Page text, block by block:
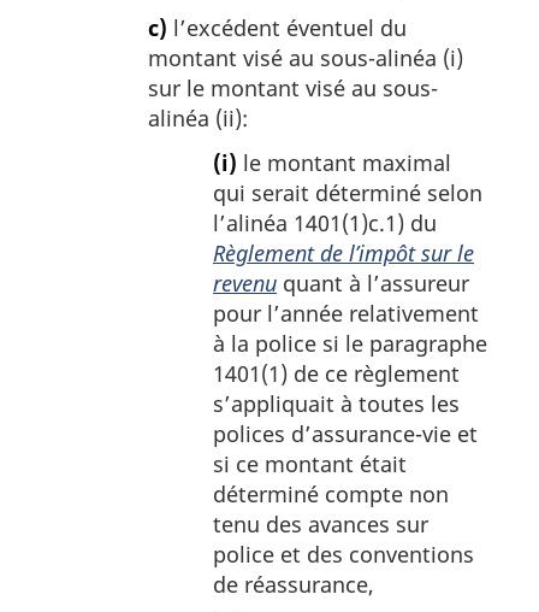
c) l’excédent éventuel du
montant visé au sous-alinéa (i)
sur le montant visé au sous-
alinéa (ii):
(i) le montant maximal
qui serait déterminé selon
l’alinéa 1401(1)c.1) du
Règlement de l’impôt sur le
revenu quant à l’assureur
pour l’année relativement
à la police si le paragraphe
1401(1) de ce règlement
s’appliquait à toutes les
polices d’assurance-vie et
si ce montant était
déterminé compte non
tenu des avances sur
police et des conventions
de réassurance,